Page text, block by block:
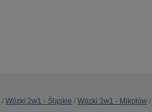
Wózki 2w1 - Śląskie Wózki 2w1 - Mikołów